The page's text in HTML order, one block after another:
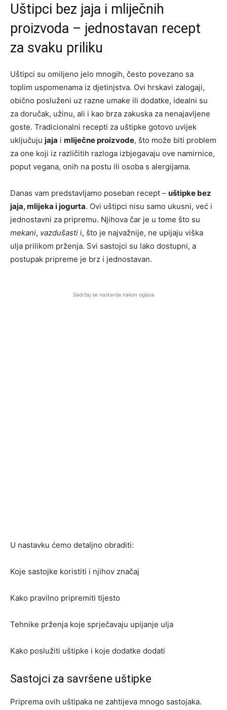
Uštipci bez jaja i mliječnih
proizvoda – jednostavan recept
za svaku priliku
Uštipci su omiljeno jelo mnogih, često povezano sa
toplim uspomenama iz djetinjstva. Ovi hrskavi zalogaji,
obično posluženi uz razne umake ili dodatke, idealni su
za doručak, užinu, ali i kao brza zakuska za nenajavljene
goste. Tradicionalni recepti za uštipke gotovo uvijek
uključuju jaja i mliječne proizvode, što može biti problem
za one koji iz različitih razloga izbjegavaju ove namirnice,
poput vegana, onih na postu ili osoba s alergijama.
Danas vam predstavljamo poseban recept – uštipke bez
jaja, mlijeka i jogurta. Ovi uštipci nisu samo ukusni, već i
jednostavni za pripremu. Njihova čar je u tome što su
mekani, vazdušasti i, što je najvažnije, ne upijaju viška
ulja prilikom prženja. Svi sastojci su lako dostupni, a
postupak pripreme je brz i jednostavan.
Sadržaj se nastavlja nakon oglasa
U nastavku ćemo detaljno obraditi:
Koje sastojke koristiti i njihov značaj
Kako pravilno pripremiti tijesto
Tehnike prženja koje sprječavaju upijanje ulja
Kako poslužiti uštipke i koje dodatke dodati
Sastojci za savršene uštipke
Priprema ovih uštipaka ne zahtijeva mnogo sastojaka.